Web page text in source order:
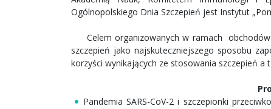
Ogólnopolskiego Dnia Szczepień jest Instytut
Celem organizowanych w ramach obchodów
szczepień jako najskuteczniejszego sposobu
korzyści wynikających ze stosowania szczepień
Pandemia SARS-CoV-2 i szczepionki